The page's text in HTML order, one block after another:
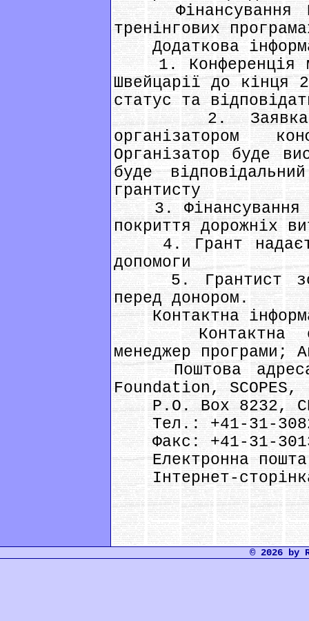
Фінансування
тренінгових
Додаткова
1. Конференція
Швейцарії до кінця
статус та
2. Заявка має
організатором
Організатор буде
буде
грантисту
3. Фінансування
покриття дорожніх
4. Грант
допомоги
5. Грантист
перед донором.
Контактна
Контактна
менеджер програми;
Поштова
Foundation, SCOPES,
P.O. Box 8232,
Тел.: +41-31-
Факс: +41-31-
Електронна
Інтернет-
© 2026 by